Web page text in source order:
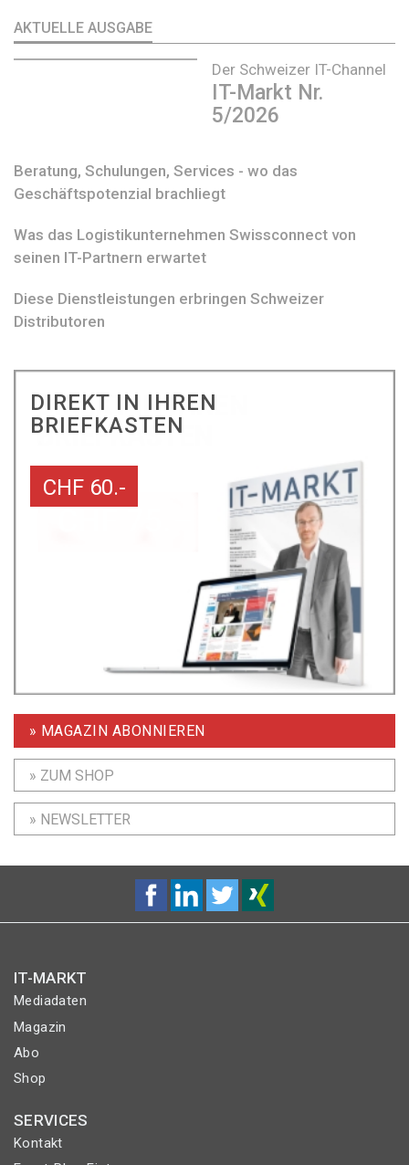
AKTUELLE AUSGABE
Der Schweizer IT-Channel
IT-Markt Nr.
5/2026
Beratung, Schulungen, Services - wo das
Geschäftspotenzial brachliegt
Was das Logistikunternehmen Swissconnect von
seinen IT-Partnern erwartet
Diese Dienstleistungen erbringen Schweizer
Distributoren
DIREKT IN IHREN
BRIEFKASTEN
CHF 60.-
» MAGAZIN ABONNIEREN
» ZUM SHOP
» NEWSLETTER
IT-MARKT
Mediadaten
Magazin
Abo
Shop
SERVICES
Kontakt